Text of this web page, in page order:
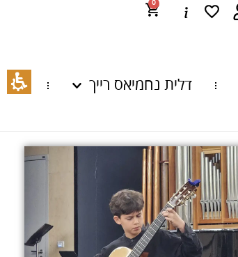
0
דלית נחמיאס רייך